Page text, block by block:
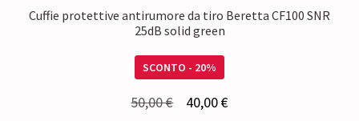
Cuffie protettive antirumore da tiro Beretta CF100 SNR
25dB solid green
SCONTO - 20%
50,00€ 40,00€Il